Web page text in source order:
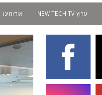
ערוץ NEW-TECH TV אודותינו